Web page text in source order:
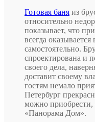
Готовая баня из
относительно
показывает, что
всегда
самостоятельно.
спроектирована и
своего дела,
доставит своему
гостям немало
Петербург
можно
«Панорама Дом».